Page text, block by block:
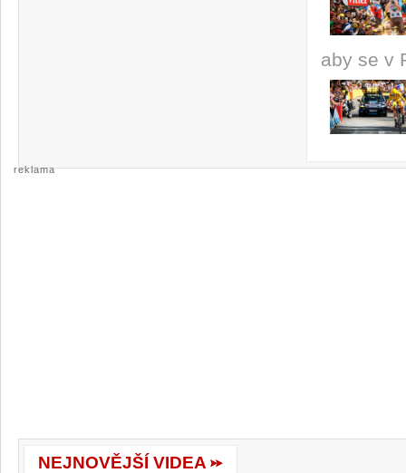
aby se v
reklama
NEJNOVĚJŠÍ VIDEA